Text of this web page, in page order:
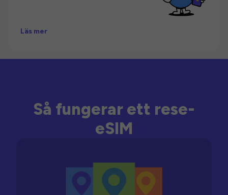
Läs mer
Så fungerar ett rese-
eSIM